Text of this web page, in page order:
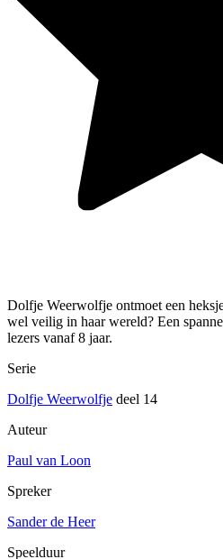
Dolfje Weerwolfje ontmoet een
wel veilig in haar wereld? Een
lezers vanaf 8 jaar.
Serie
Dolfje Weerwolfje deel 14
Auteur
Paul van Loon
Spreker
Sander de Heer
Speelduur